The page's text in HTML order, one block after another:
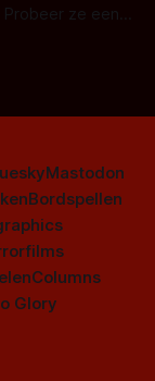
ze eens
Mastodon
Bordspellen
Columns
Glory